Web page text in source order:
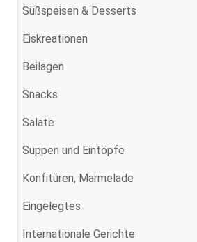
Süßspeisen & Desserts
Eiskreationen
Beilagen
Snacks
Salate
Suppen und Eintöpfe
Konfitüren, Marmelade
Eingelegtes
Internationale Gerichte